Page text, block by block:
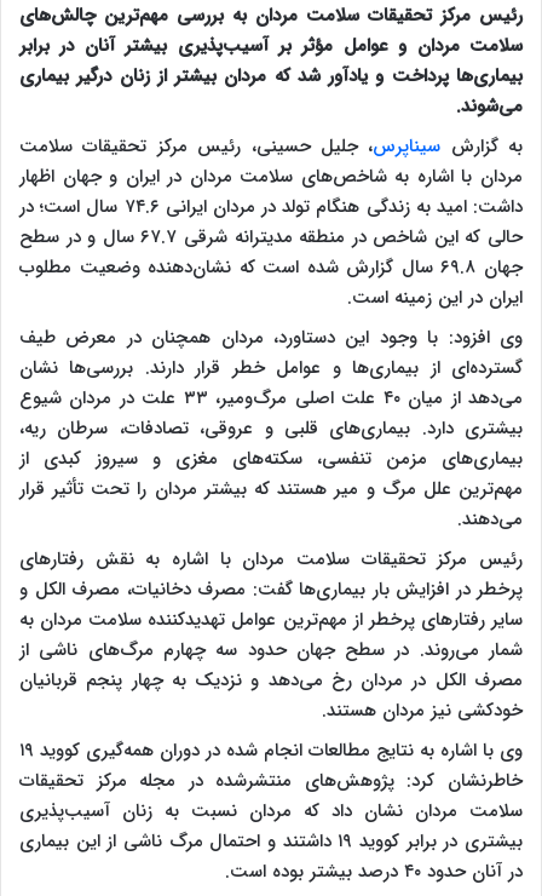
رئیس مرکز تحقیقات سلامت مردان به بررسی مهم‌ترین چالش‌های
سلامت مردان و عوامل مؤثر بر آسیب‌پذیری بیشتر آنان در برابر
بیماری‌ها پرداخت و یادآور شد که مردان بیشتر از زنان درگیر بیماری‌
می‌شوند.
به گزارش سیناپرس، جلیل حسینی، رئیس مرکز تحقیقات سلامت
مردان با اشاره به شاخص‌های سلامت مردان در ایران و جهان اظهار
داشت: امید به زندگی هنگام تولد در مردان ایرانی ۷۴.۶ سال است؛ در
حالی که این شاخص در منطقه مدیترانه شرقی ۶۷.۷ سال و در سطح
جهان ۶۹.۸ سال گزارش شده است که نشان‌دهنده وضعیت مطلوب
ایران در این زمینه است.
وی افزود: با وجود این دستاورد، مردان همچنان در معرض طیف
گسترده‌ای از بیماری‌ها و عوامل خطر قرار دارند. بررسی‌ها نشان
می‌دهد از میان ۴۰ علت اصلی مرگ‌ومیر، ۳۳ علت در مردان شیوع
بیشتری دارد. بیماری‌های قلبی و عروقی، تصادفات، سرطان ریه،
بیماری‌های مزمن تنفسی، سکته‌های مغزی و سیروز کبدی از
مهم‌ترین علل مرگ و میر هستند که بیشتر مردان را تحت تأثیر قرار
می‌دهند.
رئیس مرکز تحقیقات سلامت مردان با اشاره به نقش رفتارهای
پرخطر در افزایش بار بیماری‌ها گفت: مصرف دخانیات، مصرف الکل و
سایر رفتارهای پرخطر از مهم‌ترین عوامل تهدیدکننده سلامت مردان به
شمار می‌روند. در سطح جهان حدود سه چهارم مرگ‌های ناشی از
مصرف الکل در مردان رخ می‌دهد و نزدیک به چهار پنجم قربانیان
خودکشی نیز مردان هستند.
وی با اشاره به نتایج مطالعات انجام شده در دوران همه‌گیری کووید ۱۹
خاطرنشان کرد: پژوهش‌های منتشرشده در مجله مرکز تحقیقات
سلامت مردان نشان داد که مردان نسبت به زنان آسیب‌پذیری
بیشتری در برابر کووید ۱۹ داشتند و احتمال مرگ ناشی از این بیماری
در آنان حدود ۴۰ درصد بیشتر بوده است.